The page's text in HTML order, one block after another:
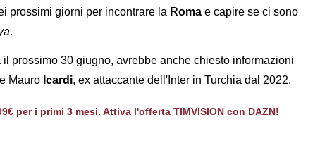
prossimi giorni per incontrare la Roma e capire se ci sono
.
prossimo 30 giugno, avrebbe anche chiesto informazioni
Mauro Icardi, ex attaccante dell'Inter in Turchia dal 2022.
per i primi 3 mesi. Attiva l'offerta TIMVISION con DAZN!